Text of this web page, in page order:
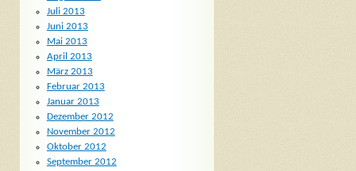
Juli 2013
Juni 2013
Mai 2013
April 2013
März 2013
Februar 2013
Januar 2013
Dezember 2012
November 2012
Oktober 2012
September 2012